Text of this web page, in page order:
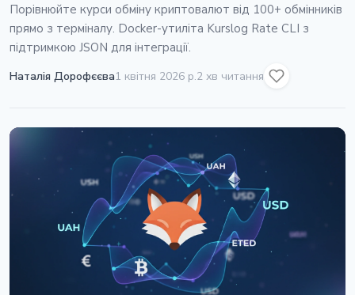
Порівнюйте курси обміну криптовалют від 100+ обмінників
прямо з терміналу. Docker-утиліта Kurslog Rate CLI з
підтримкою JSON для інтеграції.
Наталія Дорофєєва1 квітня 2026 р.2 хв читання